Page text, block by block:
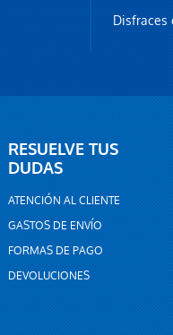
Disfraces
RESUELVE TUS
DUDAS
ATENCIÓN AL CLIENTE
GASTOS DE ENVÍO
FORMAS DE PAGO
DEVOLUCIONES